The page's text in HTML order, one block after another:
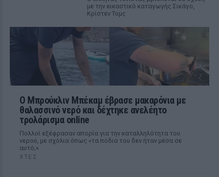
με την εικαστικό καταγωγής Σικάγο,
Κρίστεν Τομς
Ο Μπρούκλιν Μπέκαμ έβρασε μακαρόνια με
θαλασσινό νερό και δέχτηκε ανελέητο
τρολάρισμα online
Πολλοί εξέφρασαν απορία για την καταλληλότητα του
νερού, με σχόλια όπως «τα πόδια του δεν ήταν μέσα σε
αυτό;»
ΧΤΕΣ